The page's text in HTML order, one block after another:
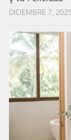
DICIEMBRE 7,